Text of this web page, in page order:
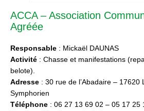
ACCA – Association
Agréée
Responsable : Mickaël DAUNAS
Activité : Chasse et manifestations
belote).
Adresse : 30 rue de l’Abadaire – 17620
Symphorien
Téléphone : 06 27 13 69 02 – 05 17 25